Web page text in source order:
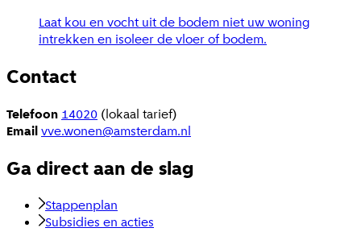
Laat kou en vocht uit de bodem niet uw woning
intrekken en isoleer de vloer of bodem.
Contact
Telefoon 14020 (lokaal tarief)
Emailvve.wonen@amsterdam.nl
Ga direct aan de slag
Stappenplan
Subsidies en acties